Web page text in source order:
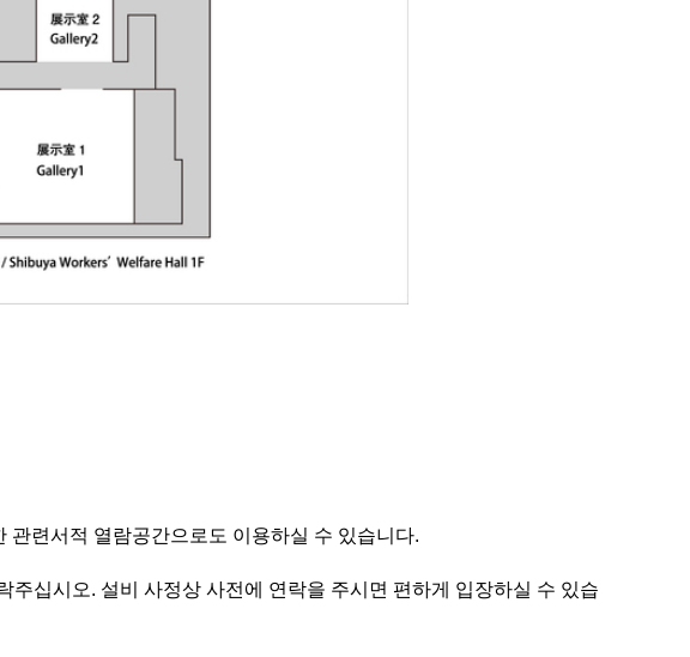
련서적 열람공간으로도 이용하실 수 있습니다.
십시오. 설비 사정상 사전에 연락을 주시면 편하게 입장하실 수 있습